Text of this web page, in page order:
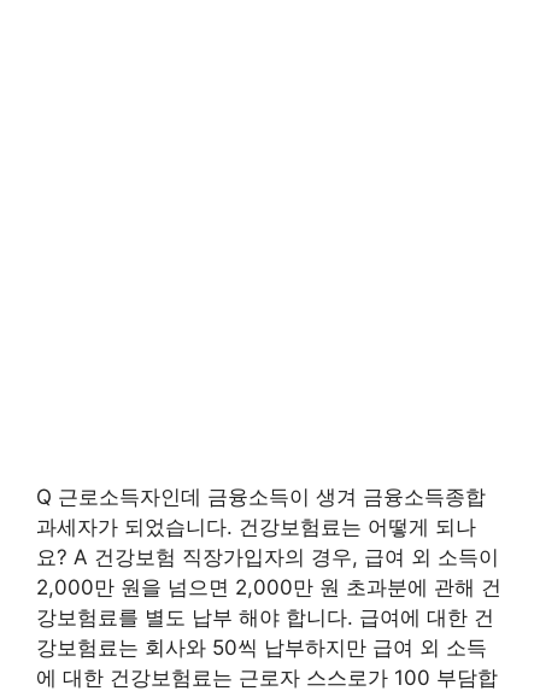
Q 근로소득자인데 금융소득이 생겨 금융소득종합
과세자가 되었습니다. 건강보험료는 어떻게 되나
요? A 건강보험 직장가입자의 경우, 급여 외 소득이
2,000만 원을 넘으면 2,000만 원 초과분에 관해 건
강보험료를 별도 납부 해야 합니다. 급여에 대한 건
강보험료는 회사와 50씩 납부하지만 급여 외 소득
에 대한 건강보험료는 근로자 스스로가 100 부담합